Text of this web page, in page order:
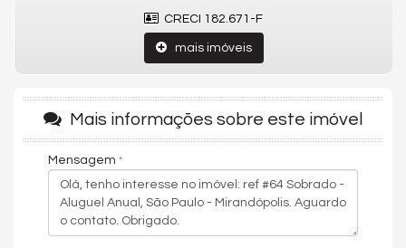
ver mapa abaixo
CRECI 182.671-F
mais imóveis
Mais informações sobre este imóvel
Mensagem